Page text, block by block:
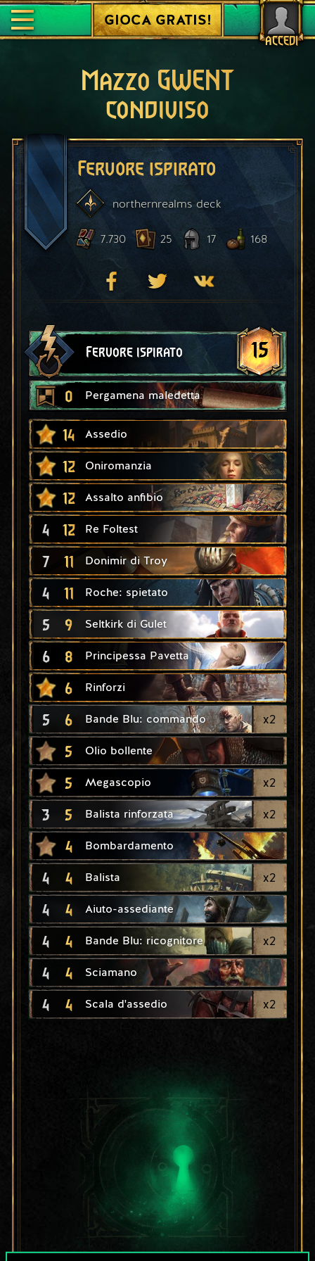
ACCEDI
GIOCA GRATIS!
Mazzo GWENT
condiviso
Fervore ispirato
northernrealmsdeck
7.730 25 17 168
Fervore ispirato 15
0 Pergamena maledetta
14 Assedio
12 Oniromanzia
12 Assalto anfibio
4 12 Re Foltest
7 11 Donimir di Troy
4 11 Roche: spietato
5 9 Seltkirk di Gulet
6 8 Principessa Pavetta
6 Rinforzi
5 6 Bande Blu: commando x2
5 Olio bollente
5 Megascopio x2
3 5 Balista rinforzata x2
4 Bombardamento
4 4 Balista x2
4 4 Aiuto-assediante
4 4 Bande Blu: ricognitore x2
4 4 Sciamano
4 4 Scala d'assedio x2